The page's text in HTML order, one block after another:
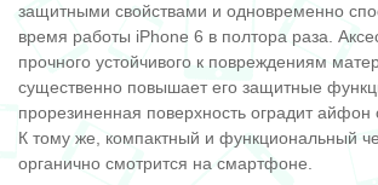
защитными свойствами и одновременно
время работы iPhone 6 в полтора раза.
прочного устойчивого к повреждениям
существенно повышает его защитные
прорезиненная поверхность оградит айфон
К тому же, компактный и функциональный
органично смотрится на смартфоне.